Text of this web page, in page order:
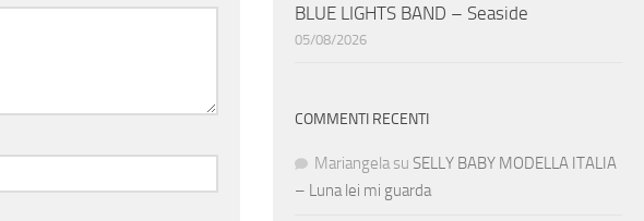
BLUE LIGHTS BAND – Seaside
05/08/2026
COMMENTI RECENTI
Mariangela su SELLY BABY MODELLA ITALIA
– Luna lei mi guarda